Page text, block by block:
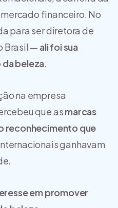
financeiro. No
para ser diretora de
Brasil — ali foi sua
beleza.
na empresa
que asmarcas
reconhecimento que
ganhavam
em promover